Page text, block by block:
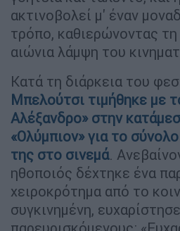
ακτινοβολεί μ' έναν
τρόπο, καθιερώνοντας
αιώνια λάμψη του
Κατά τη διάρκεια του
Μπελούτσι τιμήθηκε με
Αλέξανδρο» στην
«Ολύμπιον» για το
της στο σινεμά.
ηθοποιός δέχτηκε ένα
χειροκρότημα από το
συγκινημένη,